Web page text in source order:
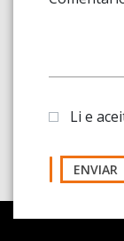
Li e
ENVIAR